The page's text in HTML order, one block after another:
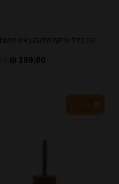
פח פדל טריקה שקטה ראש שטוח 5 ליטר שחור לבן או מוברש
199.00 ₪
לעגלה